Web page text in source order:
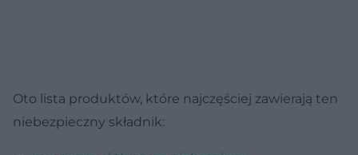
Oto lista produktów, które najczęściej zawierają ten
niebezpieczny składnik: